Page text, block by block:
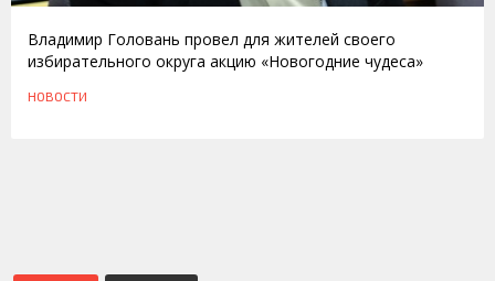
Владимир Головань провел для жителей своего
избирательного округа акцию «Новогодние чудеса»
НОВОСТИ